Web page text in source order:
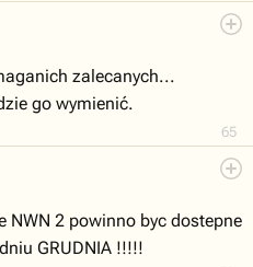
65
zalecanych...
go wymienić.
NWN 2 powinno byc dostepne
GRUDNIA !!!!!